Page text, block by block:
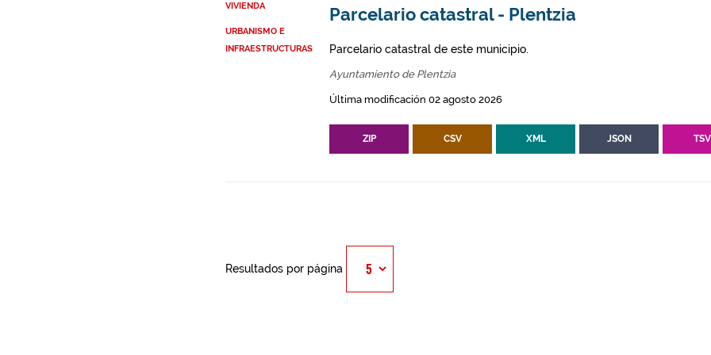
VIVIENDA
URBANISMO E
INFRAESTRUCTURAS
Parcelario catastral - Plentzia
Parcelario catastral de este municipio.
Ayuntamiento de Plentzia
Última modificación 02 agosto 2026
ZIP CSV XML JSON TSV
Resultados por página